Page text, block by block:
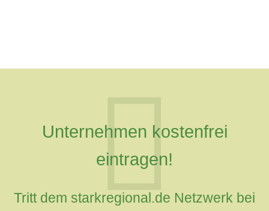
Unternehmen kostenfrei
eintragen!
Tritt dem starkregional.de Netzwerk bei